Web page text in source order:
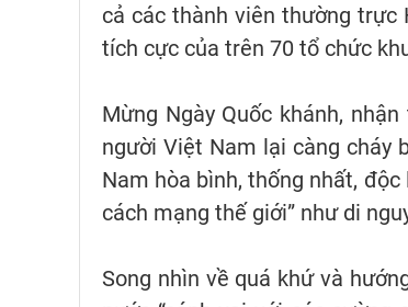
cả các thành viên thường trực
tích cực của trên 70 tổ chức
Mừng Ngày Quốc khánh,
người Việt Nam lại càng cháy
Nam hòa bình, thống nhất,
cách mạng thế giới” như di
Song nhìn về quá khứ và